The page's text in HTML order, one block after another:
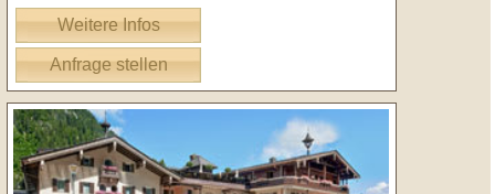
Weitere Infos
Anfrage stellen